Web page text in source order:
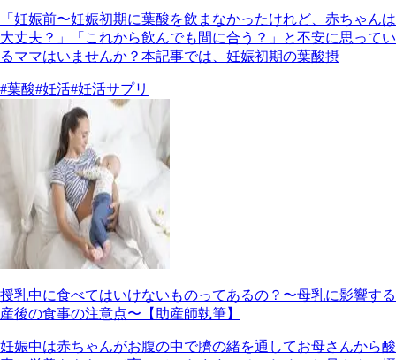
「妊娠前〜妊娠初期に葉酸を飲まなかったけれど、赤ちゃんは
大丈夫？」「これから飲んでも間に合う？」と不安に思ってい
るママはいませんか？本記事では、妊娠初期の葉酸摂
#葉酸#妊活#妊活サプリ
授乳中に食べてはいけないものってあるの？〜母乳に影響する
産後の食事の注意点〜【助産師執筆】
妊娠中は赤ちゃんがお腹の中で臍の緒を通してお母さんから酸